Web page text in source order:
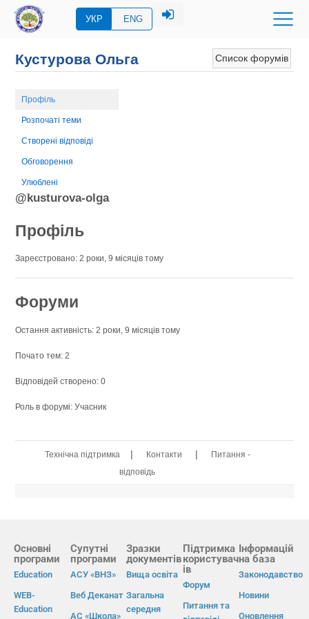
УКР ENG
Список форумів
Кустурова Ольга
Профіль
Розпочаті теми
Створені відповіді
Обговорення
Улюблені
@kusturova-olga
Профіль
Зареєстровано: 2 роки, 9 місяців тому
Форуми
Остання активність: 2 роки, 9 місяців тому
Почато тем: 2
Відповідей створено: 0
Роль в форумі: Учасник
Технічна підтримка | Контакти |
Питання -
відповідь
Основні
програми
Education
WEB-
Education
Супутні
програми
АСУ «ВНЗ»
Веб Деканат
АС «Школа»
Зразки
документів
Вища освіта
Загальна
середня
Підтримка
користувач
ів
Форум
Питання та
Інформацій
на база
Законодавство
Новини
Оновлення